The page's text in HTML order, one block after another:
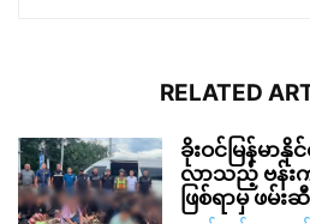
RELATED
ခိုးဝင်မြန်မာ
လာသည့် ဗန်း
ဖြစ်ရာမှ ဖမ်း